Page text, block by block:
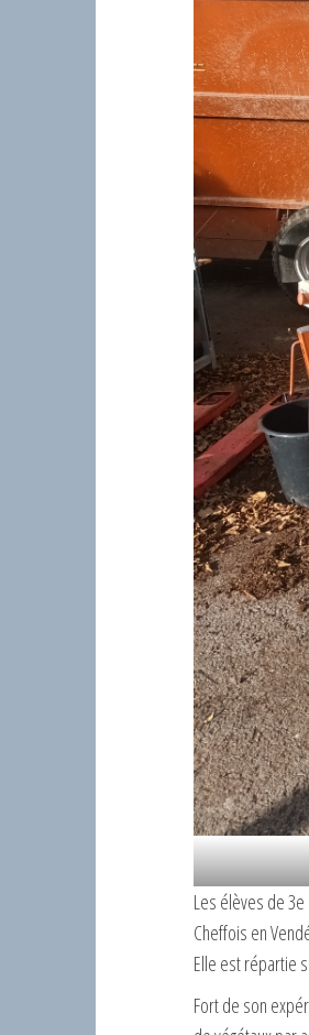
Les élèves de 3e
Cheffois en
Elle est répartie
Fort de son